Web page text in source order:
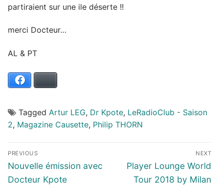
partiraient sur une ile déserte !!
merci Docteur…
AL & PT
Tagged Artur LEG, Dr Kpote, LeRadioClub - Saison
2, Magazine Causette, Philip THORN
Navigation
de
l’article
PREVIOUS
Previous
post:
Nouvelle émission avec
Docteur Kpote
NEXT
Next
post:
Player Lounge World
Tour 2018 by Milan